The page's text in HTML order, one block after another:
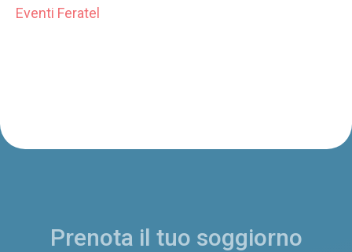
Eventi Feratel
Prenota il tuo soggiorno